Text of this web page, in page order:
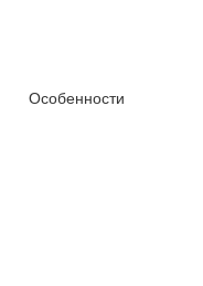
Особенности